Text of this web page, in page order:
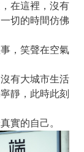
在這裡，沒有
切的時間仿佛
，笑聲在空氣
有大城市生活
靜，此時此刻
實的自己。